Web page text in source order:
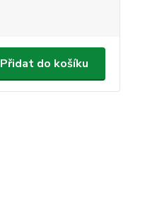
Přidat do košíku